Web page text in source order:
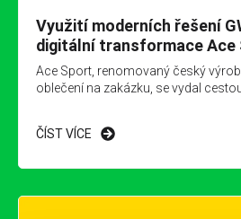
Využití moderních řešení
digitální transformace Ace
Ace Sport, renomovaný český
oblečení na zakázku, se vydal cestou
ČÍST VÍCE